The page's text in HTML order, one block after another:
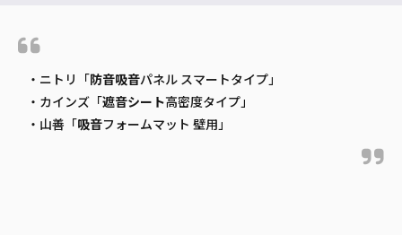
・ニトリ「防音吸音パネル スマートタイプ」
・カインズ「遮音シート高密度タイプ」
・山善「吸音フォームマット 壁用」